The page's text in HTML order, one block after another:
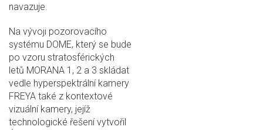
navazuje.
Na vývoji pozorovacího
systému DOME, který se bude
po vzoru stratosférických
letů MORANA 1, 2 a 3 skládat
vedle hyperspektrální kamery
FREYA také z kontextové
vizuální kamery, jejíž
technologické řešení vytvořil